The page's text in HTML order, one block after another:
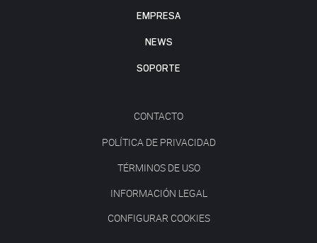
EMPRESA
NEWS
SOPORTE
CONTACTO
POLÍTICA DE PRIVACIDAD
TÉRMINOS DE USO
INFORMACIÓN LEGAL
CONFIGURAR COOKIES